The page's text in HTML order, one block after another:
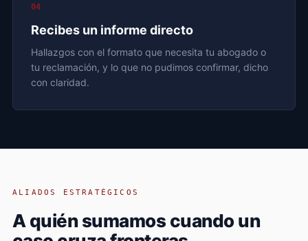
04
Recibes un informe directo
Hallazgos con el formato que necesita tu abogado o
tu reclamación, y lo que no pudimos confirmar, dicho
con claridad.
ALIADOS ESTRATÉGICOS
A quién sumamos cuando un